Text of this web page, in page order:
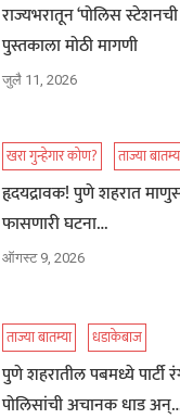
राज्यभरातून ‘पोलिस
पुस्तकाला मोठी मागणी
जुलै 11, 2026
खरा गुन्हेगार कोण? ताज्या
हृदयद्रावक! पुणे शहरात
फासणारी घटना…
ऑगस्ट 9, 2026
ताज्या बातम्या धडाकेबाज
पुणे शहरातील पबमध्ये पार्टी
पोलिसांची अचानक धाड